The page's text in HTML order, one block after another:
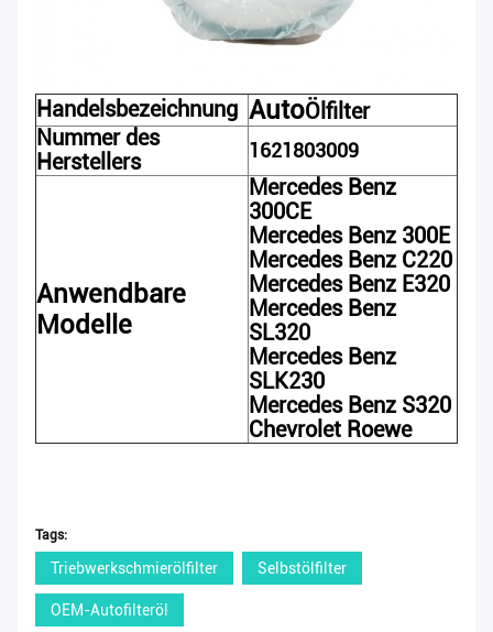
Handelsbezeichnung AutoÖlfilter
Nummer des
Herstellers
1621803009
Anwendbare
Modelle
Mercedes Benz
300CE
Mercedes Benz 300E
Mercedes Benz C220
Mercedes Benz E320
Mercedes Benz
SL320
Mercedes Benz
SLK230
Mercedes Benz S320
Chevrolet Roewe
Tags:
Triebwerkschmierölfilter Selbstölfilter
OEM-Autofilteröl